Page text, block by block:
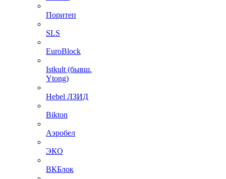
Поритеп
SLS
EuroBlock
Istkult (бывш.
Ytong)
Hebel ЛЗИД
Bikton
Аэробел
ЭКО
ВКБлок